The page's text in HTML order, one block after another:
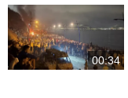
00:34